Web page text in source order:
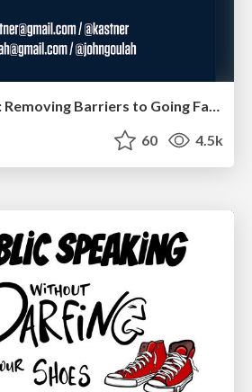
Put a Button on it: Removing Barriers to Going Fast.
60 4.5k